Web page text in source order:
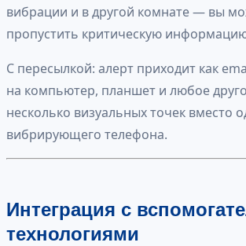
вибрации и в другой комнате — вы
пропустить критическую
С пересылкой: алерт приходит как
на компьютер, планшет и любое
несколько визуальных точек вместо
вибрирующего телефона.
Интеграция с
технологиями